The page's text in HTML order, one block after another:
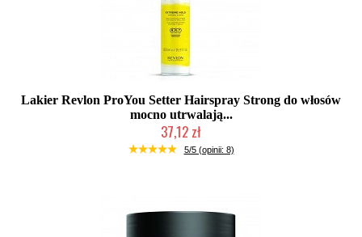
Lakier Revlon ProYou Setter Hairspray Strong do włosów
mocno utrwalają...
37,12 zł
Mała ilość (wysyłka w 24h)
5/5 (opinii: 8)